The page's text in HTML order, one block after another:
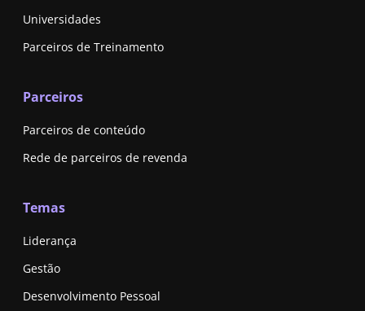
Universidades
Parceiros de Treinamento
Parceiros
Parceiros de conteúdo
Rede de parceiros de revenda
Temas
Liderança
Gestão
Desenvolvimento Pessoal